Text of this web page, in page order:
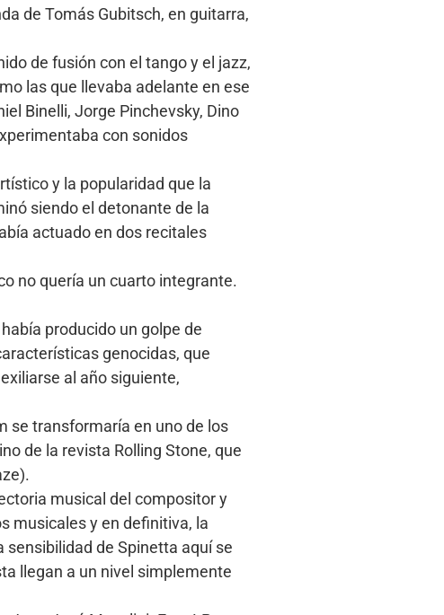
de Tomás Gubitsch, en guitarra,
de fusión con el tango y el jazz,
las que llevaba adelante en ese
Binelli, Jorge Pinchevsky, Dino
con sonidos
y la popularidad que la
siendo el detonante de la
actuado en dos recitales
no quería un cuarto integrante.
producido un golpe de
genocidas, que
al año siguiente,
se transformaría en uno de los
de la revista Rolling Stone, que
musical del compositor y
musicales y en definitiva, la
de Spinetta aquí se
llegan a un nivel simplemente